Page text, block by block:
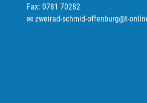
Fax: 0781 70282
zweirad-schmid-offenburg@t-